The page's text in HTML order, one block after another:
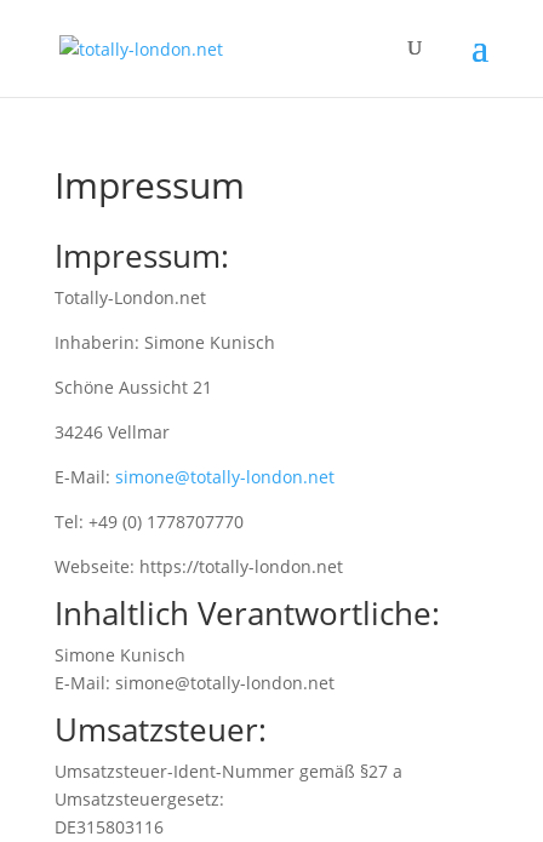
Impressum
Impressum:
Totally-London.net
Inhaberin: Simone Kunisch
Schöne Aussicht 21
34246 Vellmar
E-Mail: simone@totally-london.net
Tel: +49 (0) 1778707770
Webseite: https://totally-london.net
Inhaltlich Verantwortliche:
Simone Kunisch
E-Mail: simone@totally-london.net
Umsatzsteuer:
Umsatzsteuer-Ident-Nummer gemäß §27 a
Umsatzsteuergesetz:
DE315803116